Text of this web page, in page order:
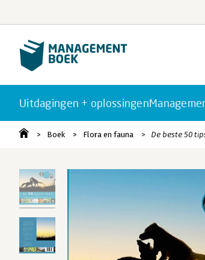
Uitdagingen + oplossingen
Boek Flora en fauna De beste 50